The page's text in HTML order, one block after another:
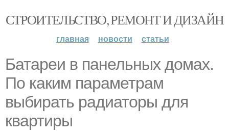
СТРОИТЕЛЬСТВО, РЕМОНТ И ДИЗАЙН
главная новости статьи
Батареи в панельных домах.
По каким параметрам
выбирать радиаторы для
квартиры